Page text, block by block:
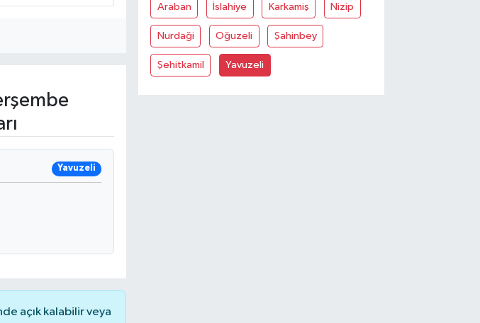
Yavuzeli
açık kalabilir veya
Araban İslahiye Karkamiş Nizip
Nurdaği Oğuzeli Şahinbey
Şehitkamil Yavuzeli